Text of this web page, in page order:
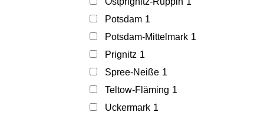
Potsdam 1
Potsdam-Mittelmark 1
Prignitz 1
Spree-Neiße 1
Teltow-Fläming 1
Uckermark 1